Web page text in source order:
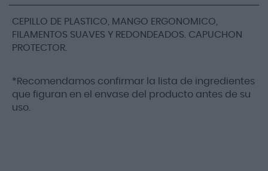
CEPILLO DE PLASTICO, MANGO ERGONOMICO,
FILAMENTOS SUAVES Y REDONDEADOS. CAPUCHON
PROTECTOR.
*Recomendamos confirmar la lista de ingredientes
que figuran en el envase del producto antes de su
uso.